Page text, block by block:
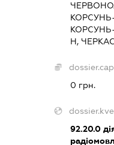
Н,
0 грн.
92.20.0